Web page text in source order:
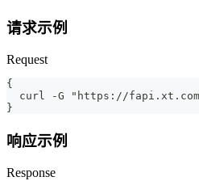
请求示例
Request
{
curl -G "https://
}
响应示例
Response